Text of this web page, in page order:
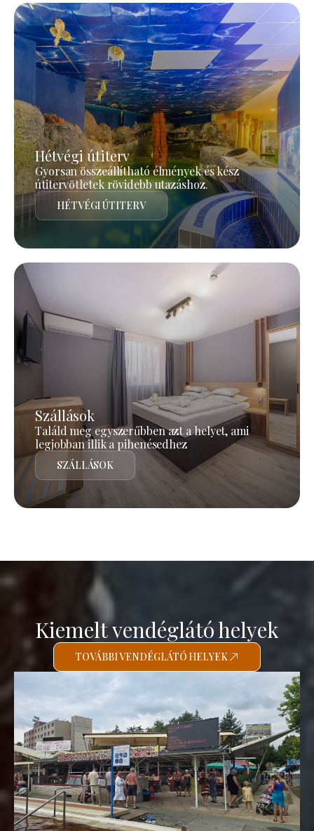
Hétvégi útiterv
Gyorsan összeállítható élmények és kész
útitervötletek rövidebb utazáshoz.
HÉTVÉGI ÚTITERV
Szállások
Találd meg egyszerűbben azt a helyet, ami
legjobban illik a pihenésedhez
SZÁLLÁSOK
Kiemelt vendéglátó helyek
TOVÁBBI VENDÉGLÁTÓ HELYEK